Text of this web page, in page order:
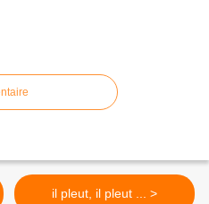
il pleut, il pleut ... >